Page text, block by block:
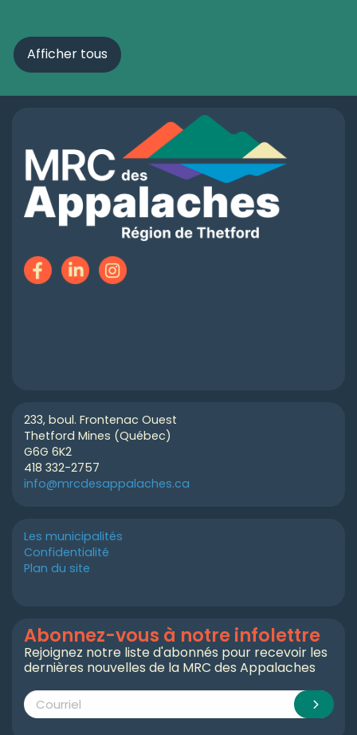
Afficher tous
233, boul. Frontenac Ouest
Thetford Mines (Québec)
G6G 6K2
418 332-2757
info@mrcdesappalaches.ca
Les municipalités
Confidentialité
Plan du site
Abonnez-vous à notre infolettre
Rejoignez notre liste d'abonnés pour recevoir les
dernières nouvelles de la MRC des Appalaches